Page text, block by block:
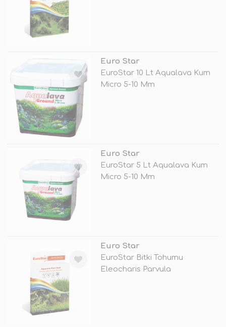
Euro Star
EuroStar 10 Lt Aqualava Kum
Micro 5-10 Mm
Euro Star
EuroStar 5 Lt Aqualava Kum
Micro 5-10 Mm
Euro Star
EuroStar Bitki Tohumu
Eleocharis Parvula